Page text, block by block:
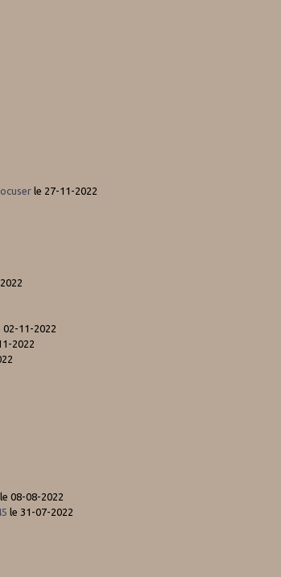
le 27-11-2022
02-11-2022
2022
le 08-08-2022
le 31-07-2022